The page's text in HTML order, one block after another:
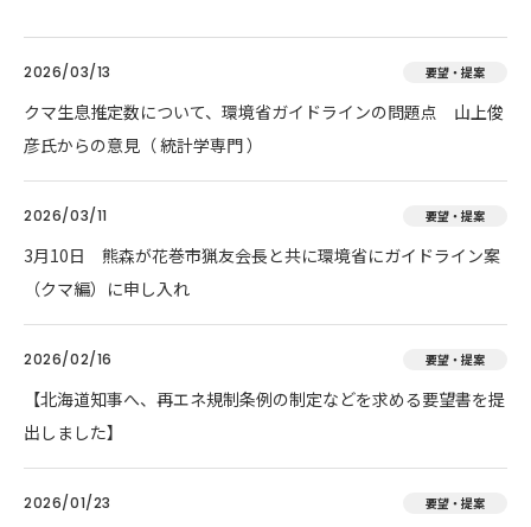
2026/03/13 要望・提案
クマ生息推定数について、環境省ガイドラインの問題点 山上俊
彦氏からの意見（ 統計学専門 ）
2026/03/11 要望・提案
3月10日 熊森が花巻市猟友会長と共に環境省にガイドライン案
（クマ編）に申し入れ
2026/02/16 要望・提案
【北海道知事へ、再エネ規制条例の制定などを求める要望書を提
出しました】
2026/01/23 要望・提案